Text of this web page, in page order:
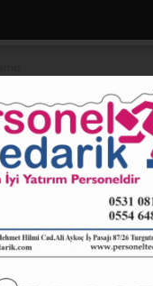
"Babam Nasıl
Olabilir?"
SPOR
18:57, Güncelleme: